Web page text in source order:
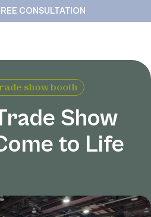
CONSULTATION
show booth
Show
to Life